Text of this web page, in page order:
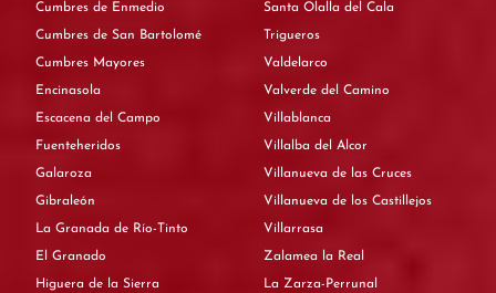
Cumbres de Enmedio
Cumbres de San Bartolomé
Cumbres Mayores
Encinasola
Escacena del Campo
Fuenteheridos
Galaroza
Gibraleón
La Granada de Río-Tinto
El Granado
Higuera de la Sierra
Santa Olalla del Cala
Trigueros
Valdelarco
Valverde del Camino
Villablanca
Villalba del Alcor
Villanueva de las Cruces
Villanueva de los Castillejos
Villarrasa
Zalamea la Real
La Zarza-Perrunal